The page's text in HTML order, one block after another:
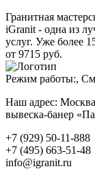
Гранитная
iGranit - одна из
услуг. Уже более
от 9715 руб.
Режим работы:,
Наш адрес:
вывеска-банер
+7 (929) 50-11-888
+7 (495) 663-51-48
info@igranit.ru